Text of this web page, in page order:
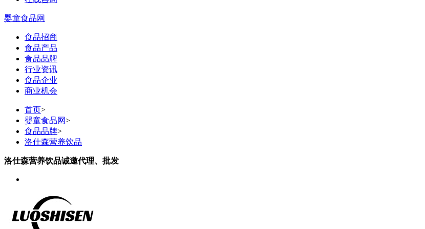
婴童食品网
食品招商
食品产品
食品品牌
行业资讯
食品企业
商业机会
首页>
婴童食品网>
食品品牌>
洛仕森营养饮品
洛仕森营养饮品诚邀代理、批发